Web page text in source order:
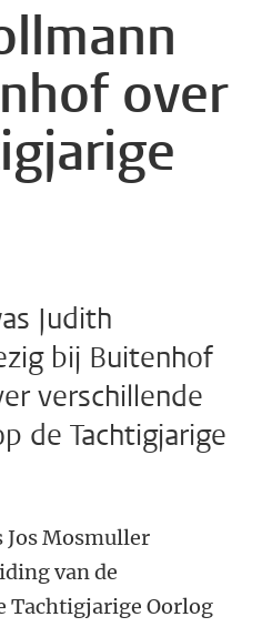
over
Judith
bij Buitenhof
verschillende
de Tachtigjarige
Jos Mosmuller
van de
Tachtigjarige Oorlog